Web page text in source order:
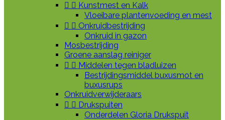
  Kunstmest en Kalk
Vloeibare plantenvoeding en mest
  Onkruidbestrijding
Onkruid in gazon
Mosbestrijding
Groene aanslag reiniger
  Middelen tegen bladluizen
Bestrijdingsmiddel buxusmot en
buxusrups
Onkruidverwijderaars
  Drukspuiten
Onderdelen Gloria Drukspuit